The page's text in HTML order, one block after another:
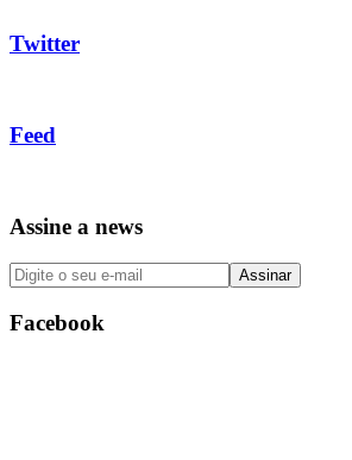
Twitter
Feed
Assine a news
Facebook